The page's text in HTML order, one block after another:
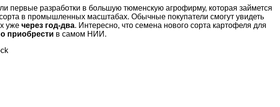
первые разработки в большую тюменскую агрофирму, которая займется
в промышленных масштабах. Обычные покупатели смогут увидеть
уже через год-два. Интересно, что семена нового сорта картофеля для
приобрести в самом НИИ.